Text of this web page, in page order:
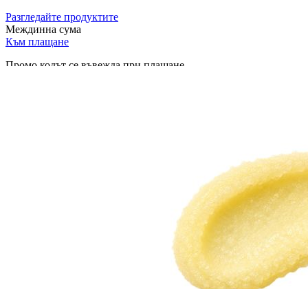
Разгледайте продуктите
Междинна сума
Към плащане
Промо кодът се въвежда при плащане.